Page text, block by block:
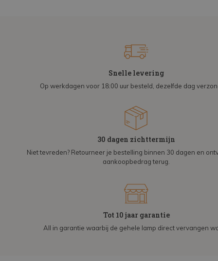
Snelle levering
Op werkdagen voor 18:00 uur besteld, dezelfde dag
30 dagen zichttermijn
Niet tevreden? Retourneer je bestelling binnen 30 dagen en
aankoopbedrag terug.
Tot 10 jaar garantie
All in garantie waarbij de gehele lamp direct vervangen